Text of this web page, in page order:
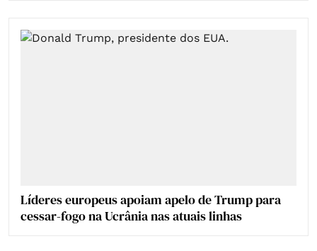
Líderes europeus apoiam apelo de Trump para
cessar-fogo na Ucrânia nas atuais linhas